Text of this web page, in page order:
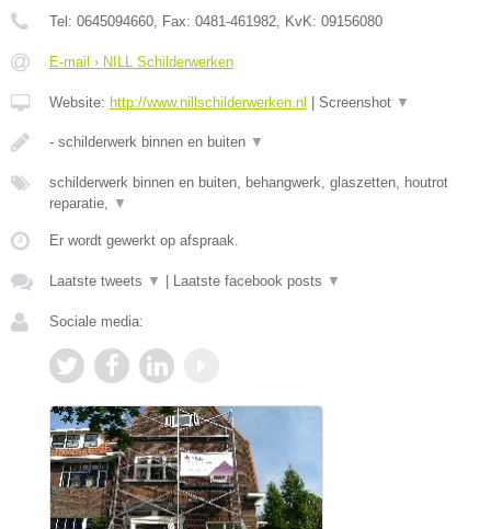
Tel: 0645094660, Fax: 0481-461982, KvK: 09156080
E-mail › NILL Schilderwerken
Website: http://www.nillschilderwerken.nl Screenshot ▼
- schilderwerk binnen en buiten ▼
schilderwerk binnen en buiten, behangwerk, glaszetten, houtrot
reparatie, ▼
Er wordt gewerkt op afspraak.
Laatste tweets ▼ Laatste facebook posts ▼
Sociale media: